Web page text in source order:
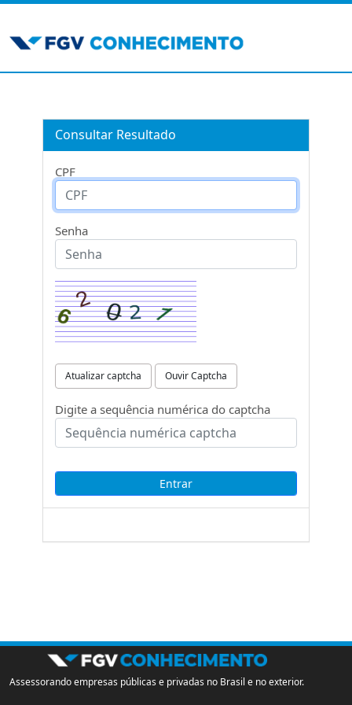
Consultar Resultado
CPF
Senha
Atualizar captcha Ouvir Captcha
Digite a sequência numérica do captcha
Assessorando empresas públicas e privadas no Brasil e no exterior.